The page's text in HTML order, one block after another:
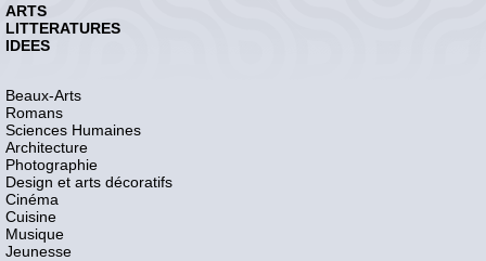
ARTS
LITTERATURES
IDEES
Beaux-Arts
Romans
Sciences Humaines
Architecture
Photographie
Design et arts décoratifs
Cinéma
Cuisine
Musique
Jeunesse